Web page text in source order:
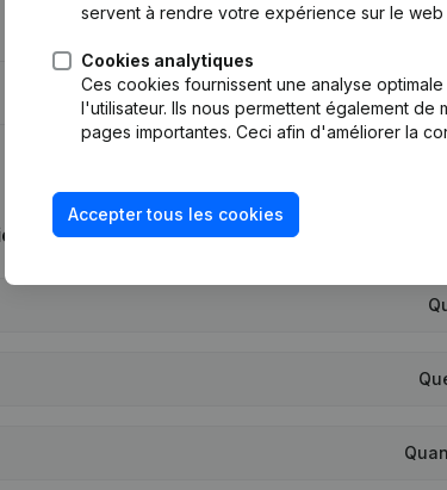
Capital, Actions - Demissions,
24-09-2018 Demissions, Nominations
fréquemment posées
servent à rendre votre expérience sur le
Cookies analytiques
Ces cookies fournissent une analyse
l'utilisateur. Ils nous permettent également
pages importantes. Ceci afin d'améliorer la
Accepter tous les cookies